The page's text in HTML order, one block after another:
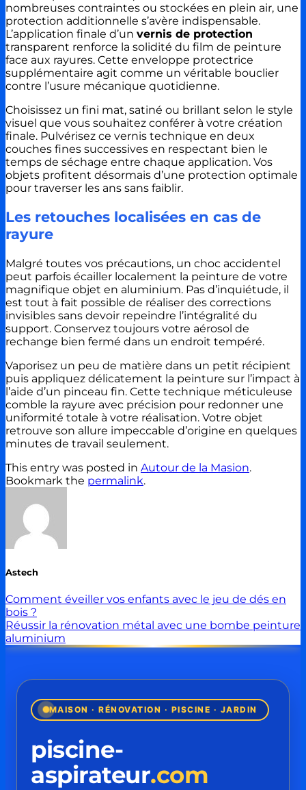
nombreuses contraintes ou stockées en plein air, une
protection additionnelle s’avère indispensable.
L’application finale d’un vernis de protection
transparent renforce la solidité du film de peinture
face aux rayures. Cette enveloppe protectrice
supplémentaire agit comme un véritable bouclier
contre l’usure mécanique quotidienne.
Choisissez un fini mat, satiné ou brillant selon le style
visuel que vous souhaitez conférer à votre création
finale. Pulvérisez ce vernis technique en deux
couches fines successives en respectant bien le
temps de séchage entre chaque application. Vos
objets profitent désormais d’une protection optimale
pour traverser les ans sans faiblir.
Les retouches localisées en cas de
rayure
Malgré toutes vos précautions, un choc accidentel
peut parfois écailler localement la peinture de votre
magnifique objet en aluminium. Pas d’inquiétude, il
est tout à fait possible de réaliser des corrections
invisibles sans devoir repeindre l’intégralité du
support. Conservez toujours votre aérosol de
rechange bien fermé dans un endroit tempéré.
Vaporisez un peu de matière dans un petit récipient
puis appliquez délicatement la peinture sur l’impact à
l’aide d’un pinceau fin. Cette technique méticuleuse
comble la rayure avec précision pour redonner une
uniformité totale à votre réalisation. Votre objet
retrouve son allure impeccable d’origine en quelques
minutes de travail seulement.
This entry was posted in Autour de la Masion.
Bookmark the permalink.
Astech
Comment éveiller vos enfants avec le jeu de dés en
bois ?
Réussir la rénovation métal avec une bombe peinture
aluminium
MAISON · RÉNOVATION · PISCINE · JARDIN
piscine-
aspirateur.com